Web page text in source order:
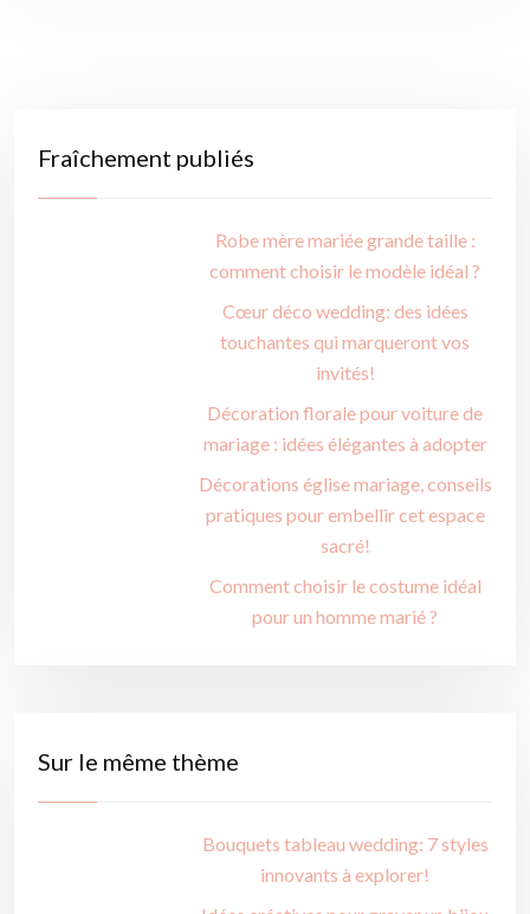
Fraîchement publiés
Robe mère mariée grande taille :
comment choisir le modèle idéal ?
Cœur déco wedding: des idées
touchantes qui marqueront vos
invités!
Décoration florale pour voiture de
mariage : idées élégantes à adopter
Décorations église mariage, conseils
pratiques pour embellir cet espace
sacré!
Comment choisir le costume idéal
pour un homme marié ?
Sur le même thème
Bouquets tableau wedding: 7 styles
innovants à explorer!